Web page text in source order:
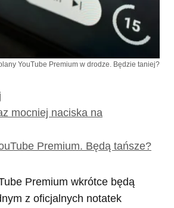
YouTube Premium w drodze. Będzie taniej?
mocniej naciska na
Premium. Będą tańsze?
Premium wkrótce będą
z oficjalnych notatek